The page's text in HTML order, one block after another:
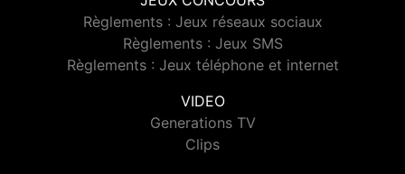
Règlements : Jeux réseaux sociaux
Règlements : Jeux SMS
Règlements : Jeux téléphone et internet
VIDEO
Generations TV
Clips